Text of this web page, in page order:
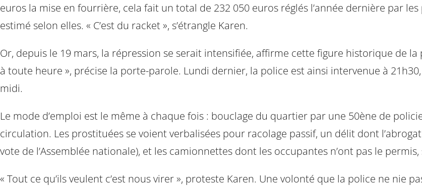
euros la mise en fourrière, cela fait un total de 232 050 euros réglés l’année dernière par
estimé selon elles. « C’est du racket », s’étrangle Karen.
Or, depuis le 19 mars, la répression se serait intensifiée, affirme cette figure historique de
à toute heure », précise la porte-parole. Lundi dernier, la police est ainsi intervenue à
midi.
Le mode d’emploi est le même à chaque fois : bouclage du quartier par une 50ène de
circulation. Les prostituées se voient verbalisées pour racolage passif, un délit dont
vote de l’Assemblée nationale), et les camionnettes dont les occupantes n’ont pas le
« Tout ce qu’ils veulent c’est nous virer », proteste Karen. Une volonté que la police ne nie